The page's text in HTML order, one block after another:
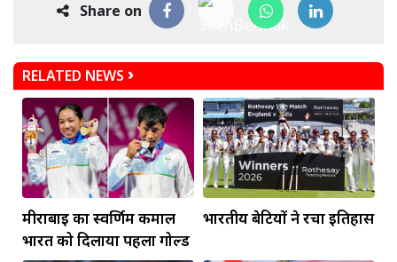
Share on
RELATED NEWS
मीराबाई का स्वर्णिम कमाल
भारत को दिलाया पहला गोल्ड
भारतीय बेटियों ने रचा इतिहास